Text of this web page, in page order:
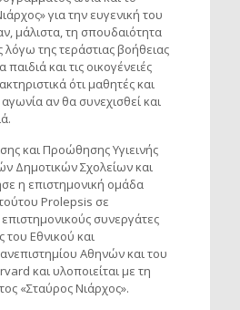
για την ευγενική του
μάλιστα, τη σπουδαιότητα
της τεράστιας βοήθειας
και τις οικογένειές
ότι μαθητές και
αν θα συνεχισθεί και
και Προώθησης Υγιεινής
Δημοτικών Σχολείων και
η επιστημονική ομάδα
Prolepsis σε
συνεργάτες
του Εθνικού και
Αθηνών και του
και υλοποιείται με τη
«Σταύρος Νιάρχος».